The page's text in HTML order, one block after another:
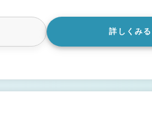
詳しくみる